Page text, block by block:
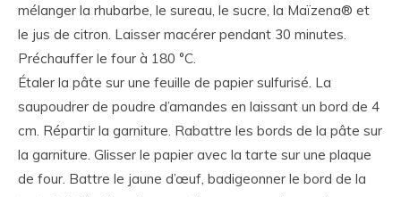
mélanger la rhubarbe, le sureau, le sucre, la Maïzena® et
le jus de citron. Laisser macérer pendant 30 minutes.
Préchauffer le four à 180 °C.
Étaler la pâte sur une feuille de papier sulfurisé. La
saupoudrer de poudre d’amandes en laissant un bord de 4
cm. Répartir la garniture. Rabattre les bords de la pâte sur
la garniture. Glisser le papier avec la tarte sur une plaque
de four. Battre le jaune d’œuf, badigeonner le bord de la